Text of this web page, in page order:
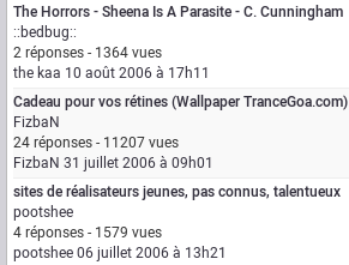
The Horrors - Sheena Is A Parasite - C. Cunningham
::bedbug::
2 réponses - 1364 vues
the kaa 10 août 2006 à 17h11
Cadeau pour vos rétines (Wallpaper TranceGoa.com)
FizbaN
24 réponses - 11207 vues
FizbaN 31 juillet 2006 à 09h01
sites de réalisateurs jeunes, pas connus, talentueux
pootshee
4 réponses - 1579 vues
pootshee06 juillet 2006 à 13h21